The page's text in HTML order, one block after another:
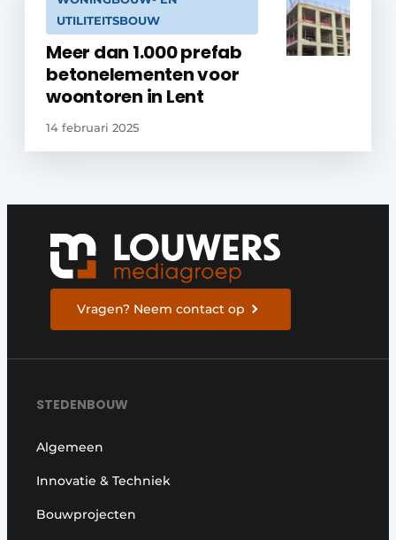
UTILITEITSBOUW
Meer dan 1.000 prefab
betonelementen voor
woontoren in Lent
14 februari 2025
Vragen? Neem contact op
STEDENBOUW
Algemeen
Innovatie & Techniek
Bouwprojecten